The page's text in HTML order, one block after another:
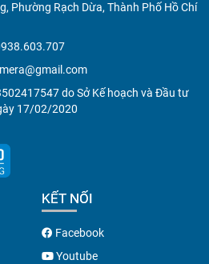
Phường Rạch Dừa, Thành Phố Hồ Chí
do Sở Kế hoạch và Đầu tư
17/02/2020
KẾT NỐI
Facebook
Youtube